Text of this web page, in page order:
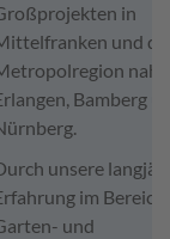
in
und
nahe
Bamberg
unsere
im Bereich
und